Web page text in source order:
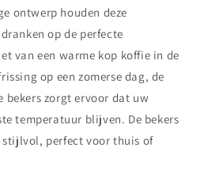
ontwerp houden deze
op de perfecte
van een warme kop koffie in de
op een zomerse dag, de
bekers zorgt ervoor dat uw
temperatuur blijven. De bekers
perfect voor thuis of